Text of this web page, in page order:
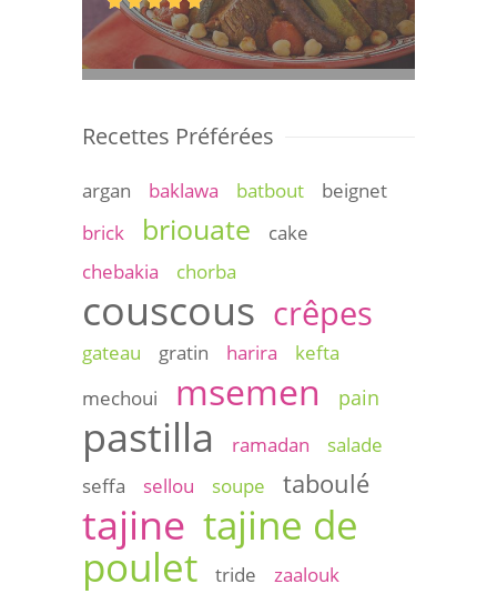
Recettes Préférées
argan baklawa batbout
beignet
brick
briouate
cake
chebakia
chorba
couscous crêpes
gateau gratin harira
kefta
mechoui
msemen pain
pastilla ramadan
salade
seffa
sellou soupe taboulé
tajine tajine de
poulet
tride
zaalouk